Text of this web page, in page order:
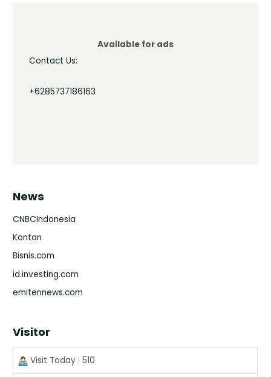
Available for ads
Contact Us:
+6285737186163
News
CNBCIndonesia
Kontan
Bisnis.com
id.investing.com
emitennews.com
Visitor
Visit Today : 510